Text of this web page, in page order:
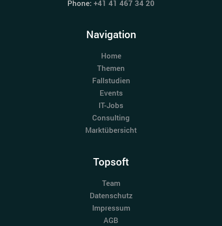
Phone: +41 41 467 34 20
Navigation
Home
Themen
Fallstudien
Events
IT-Jobs
Consulting
Marktübersicht
Topsoft
Team
Datenschutz
Impressum
AGB